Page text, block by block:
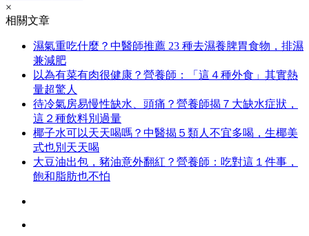
×
相關文章
濕氣重吃什麼？中醫師推薦 23 種去濕養脾胃食物，排濕
兼減肥
以為有菜有肉很健康？營養師：「這４種外食」其實熱
量超驚人
待冷氣房易慢性缺水、頭痛？營養師揭７大缺水症狀，
這２種飲料別過量
椰子水可以天天喝嗎？中醫揭５類人不宜多喝，生椰美
式也別天天喝
大豆油出包，豬油意外翻紅？營養師：吃對這１件事，
飽和脂肪也不怕